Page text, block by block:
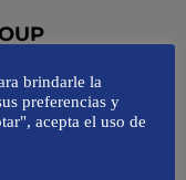
SL
brindarle la
preferencias y
acepta el uso de